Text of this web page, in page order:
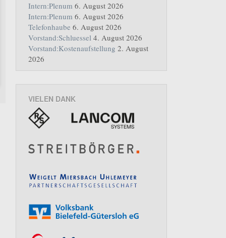
Intern:Plenum 6. August 2026
Intern:Plenum 6. August 2026
Telefonhaube 6. August 2026
Vorstand:Schluessel 4. August 2026
Vorstand:Kostenaufstellung 2. August
2026
VIELEN DANK